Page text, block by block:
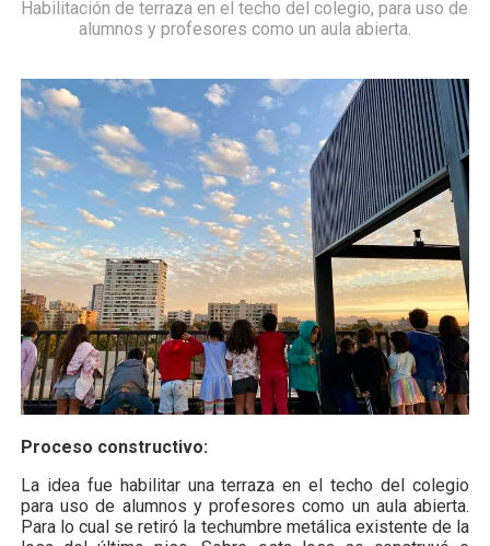
Habilitación de terraza en el techo del colegio, para uso de
alumnos y profesores como un aula abierta.
Proceso constructivo:
La idea fue habilitar una terraza en el techo del colegio
para uso de alumnos y profesores como un aula abierta.
Para lo cual se retiró la techumbre metálica existente de la